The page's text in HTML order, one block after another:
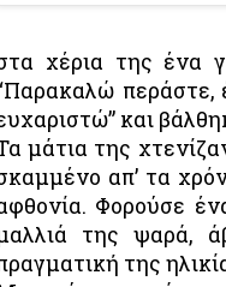
χέρια της ένα
περάστε,
και
μάτια της
απ’ τα
Φορούσε
της ψαρά,
της